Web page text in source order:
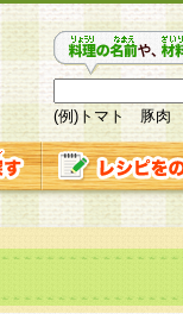
(例)トマト 豚肉